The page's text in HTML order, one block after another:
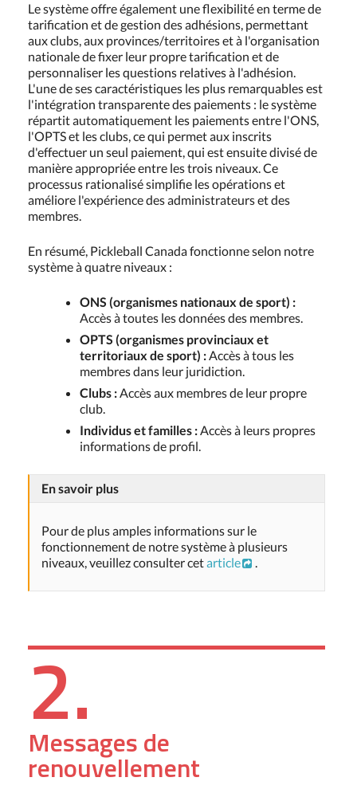
Le système offre également une flexibilité en terme de
tarification et de gestion des adhésions, permettant
aux clubs, aux provinces/territoires et à l'organisation
nationale de fixer leur propre tarification et de
personnaliser les questions relatives à l'adhésion.
L'une de ses caractéristiques les plus remarquables est
l'intégration transparente des paiements : le système
répartit automatiquement les paiements entre l'ONS,
l'OPTS et les clubs, ce qui permet aux inscrits
d'effectuer un seul paiement, qui est ensuite divisé de
manière appropriée entre les trois niveaux. Ce
processus rationalisé simplifie les opérations et
améliore l'expérience des administrateurs et des
membres.
En résumé, Pickleball Canada fonctionne selon notre
système à quatre niveaux :
ONS (organismes nationaux de sport) :
Accès à toutes les données des membres.
OPTS (organismes provinciaux et
territoriaux de sport) :Accès à tous les
membres dans leur juridiction.
Clubs :Accès aux membres de leur propre
club.
Individus et familles :Accès à leurs propres
informations de profil.
En savoir plus
Pour de plus amples informations sur le
fonctionnement de notre système à plusieurs
niveaux, veuillez consulter cetarticle .
2.
Messages de
renouvellement